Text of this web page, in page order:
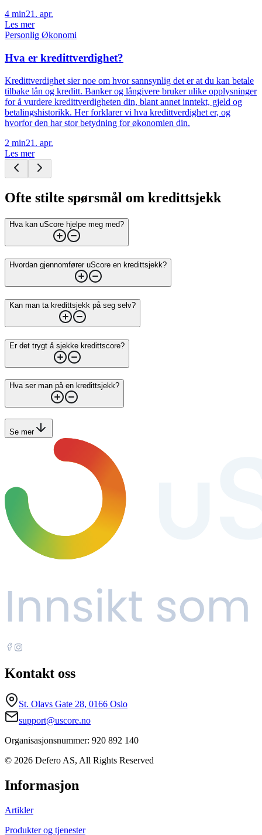
4 min21. apr.
Les mer
Personlig Økonomi
Hva er kredittverdighet?
Kredittverdighet sier noe om hvor sannsynlig det er at du kan betale
tilbake lån og kreditt. Banker og långivere bruker ulike opplysninger
for å vurdere kredittverdigheten din, blant annet inntekt, gjeld og
betalingshistorikk. Her forklarer vi hva kredittverdighet er, og
hvorfor den har stor betydning for økonomien din.
2 min21. apr.
Les mer
Ofte stilte spørsmål om kredittsjekk
Hva kan uScore hjelpe meg med?
Hvordan gjennomfører uScore en kredittsjekk?
Kan man ta kredittsjekk på seg selv?
Er det trygt å sjekke kredittscore?
Hva ser man på en kredittsjekk?
Se mer
Kontakt oss
St. Olavs Gate 28, 0166 Oslo
support@uscore.no
Organisasjonsnummer: 920 892 140
© 2026 Defero AS, All Rights Reserved
Informasjon
Artikler
Produkter og tjenester